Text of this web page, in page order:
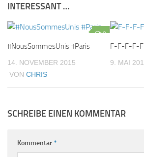
INTERESSANT …
0
#NousSommesUnis #Paris
14. NOVEMBER 2015
VON CHRIS
F-F-F-F-
9. MAI
SCHREIBE EINEN KOMMENTAR
Kommentar*